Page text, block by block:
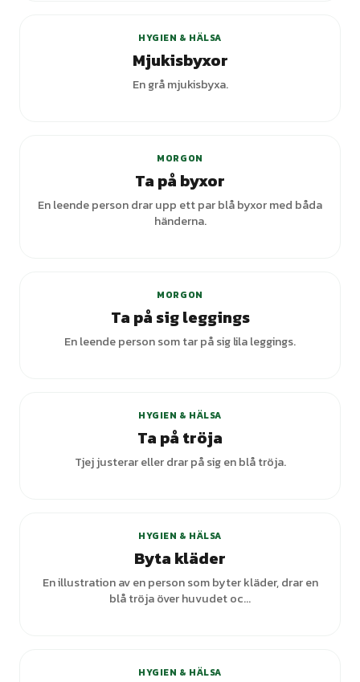
HYGIEN & HÄLSA
Mjukisbyxor
En grå mjukisbyxa.
MORGON
Ta på byxor
En leende person drar upp ett par blå byxor med båda
händerna.
MORGON
Ta på sig leggings
En leende person som tar på sig lila leggings.
HYGIEN & HÄLSA
Ta på tröja
Tjej justerar eller drar på sig en blå tröja.
HYGIEN & HÄLSA
Byta kläder
En illustration av en person som byter kläder, drar en
blå tröja över huvudet oc...
HYGIEN & HÄLSA